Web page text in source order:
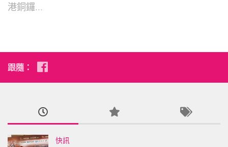
港銅鑼...
跟隨：
快訊